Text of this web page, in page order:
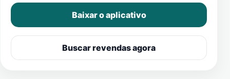
Baixar o aplicativo
Buscar revendas agora